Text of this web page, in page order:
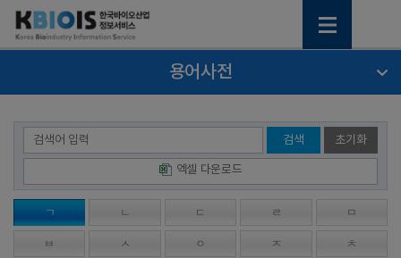
용어사전
검색 초기화
엑셀 다운로드
ㄱ ㄴ ㄷ ㄹ ㅁ
ㅂ ㅅ ㅇ ㅈ ㅊ